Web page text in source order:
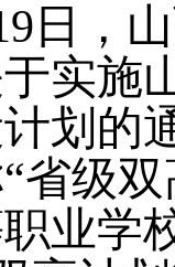
日，
实施
划的
省级
业学